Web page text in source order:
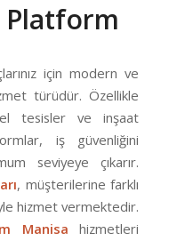
Platform
için modern ve
türüdür. Özellikle
tesisler ve inşaat
iş güvenliğini
seviyeye çıkarır.
, müşterilerine farklı
hizmet vermektedir.
Manisa hizmetleri